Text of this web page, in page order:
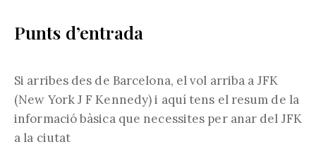
Punts d’entrada
Si arribes des de Barcelona, el vol arriba a JFK
(New York J F Kennedy) i aquí tens el resum de la
informació bàsica que necessites per anar del JFK
a la ciutat